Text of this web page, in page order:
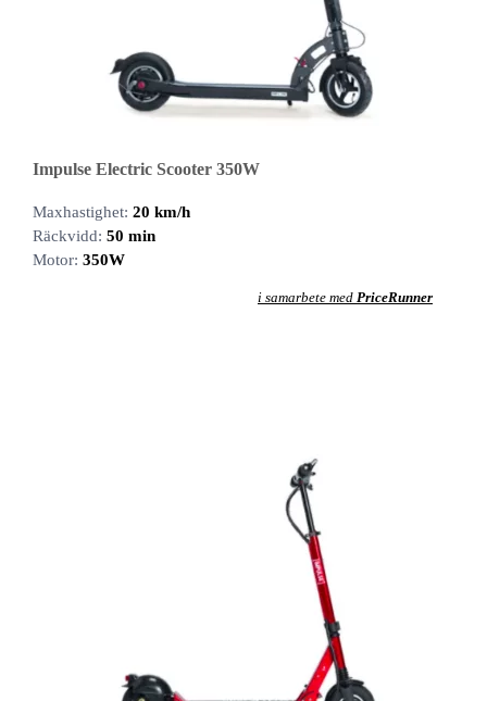
Impulse Electric Scooter 350W
Maxhastighet: 20 km/h
Räckvidd: 50 min
Motor: 350W
i samarbete med PriceRunner